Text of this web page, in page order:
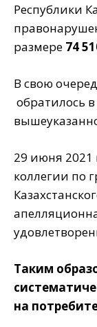
Республики
размере 74
В свою
обратилось
29 июня 2021
коллегии по
Таким
на